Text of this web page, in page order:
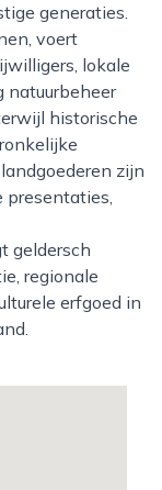
generaties.
voert
lokale
natuurbeheer
historische
zijn
presentaties,
geldersch
regionale
erfgoed in